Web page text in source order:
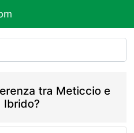
tra Meticcio e
Ibrido?